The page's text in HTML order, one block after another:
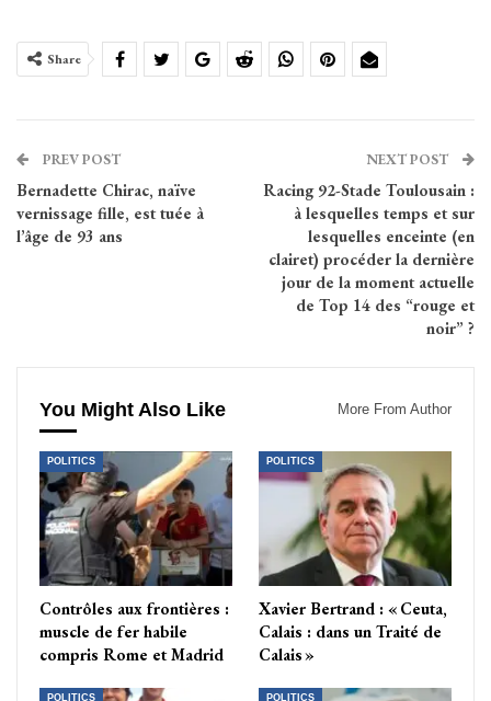
Share
PREV POST
Bernadette Chirac, naïve
vernissage fille, est tuée à
l’âge de 93 ans
NEXT POST
Racing 92-Stade Toulousain :
à lesquelles temps et sur
lesquelles enceinte (en
clairet) procéder la dernière
jour de la moment actuelle
de Top 14 des “rouge et
noir” ?
You Might Also Like More From Author
POLITICS
Contrôles aux frontières :
muscle de fer habile
compris Rome et Madrid
POLITICS
Xavier Bertrand : « Ceuta,
Calais : dans un Traité de
Calais »
POLITICS POLITICS